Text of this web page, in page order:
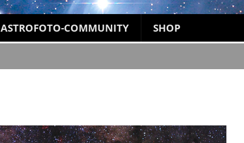
ASTROFOTO-COMMUNITY SHOP